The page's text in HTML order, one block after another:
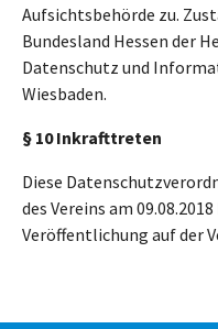
Aufsichtsbehörde zu.
Bundesland Hessen der
Datenschutz und
Wiesbaden.
§ 10 Inkrafttreten
Diese
des Vereins am
Veröffentlichung auf der